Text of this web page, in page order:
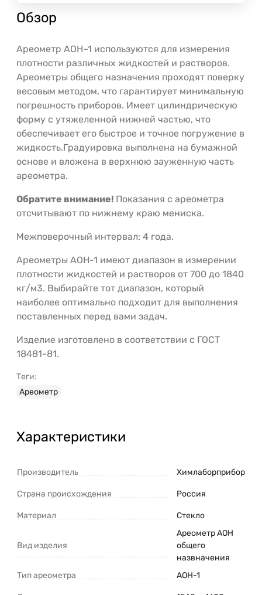
Обзор
Ареометр АОН–1 используются для измерения
плотности различных жидкостей и растворов.
Ареометры общего назначения проходят поверку
весовым методом, что гарантирует минимальную
погрешность приборов. Имеет цилиндрическую
форму с утяжеленной нижней частью, что
обеспечивает его быстрое и точное погружение в
жидкость.Градуировка выполнена на бумажной
основе и вложена в верхнюю зауженную часть
ареометра.
Обратите внимание! Показания с ареометра
отсчитывают по нижнему краю мениска.
Межповерочный интервал: 4 года.
Ареометры АОН-1 имеют диапазон в измерении
плотности жидкостей и растворов от 700 до 1840
кг/м3. Выбирайте тот диапазон, который
наиболее оптимально подходит для выполнения
поставленных перед вами задач.
Изделие изготовлено в соответствии с ГОСТ
18481-81.
Теги:
Ареометр
Характеристики
Производитель Химлаборприбор
Страна происхождения Россия
Материал Стекло
Вид изделия
Ареометр АОН
общего
назвначения
Тип ареометра
АОН-1